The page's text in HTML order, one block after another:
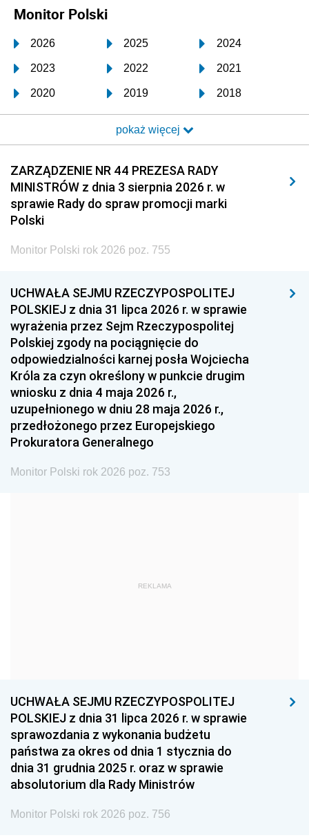
Monitor Polski
2026 2025 2024
2023 2022 2021
2020 2019 2018
2017 2016 2015
2014 2013 2012
2011 2010 2009
2008 2007 2006
2005
1996 1995 1994
1993 1992 1991
1990 1989
1987 1986 1985
1984 1983
1981 1980 1979
1978 1977
1975 1974
1959
1939 1938 1937
1936 1930
pokaż więcej
ZARZĄDZENIE NR 44 PREZESA RADY
MINISTRÓW z dnia 3 sierpnia 2026 r. w
sprawie Rady do spraw promocji marki
Polski
Monitor Polski rok 2026 poz. 755
UCHWAŁA SEJMU RZECZYPOSPOLITEJ
POLSKIEJ z dnia 31 lipca 2026 r. w sprawie
wyrażenia przez Sejm Rzeczypospolitej
Polskiej zgody na pociągnięcie do
odpowiedzialności karnej posła Wojciecha
Króla za czyn określony w punkcie drugim
wniosku z dnia 4 maja 2026 r.,
uzupełnionego w dniu 28 maja 2026 r.,
przedłożonego przez Europejskiego
Prokuratora Generalnego
Monitor Polski rok 2026 poz. 753
REKLAMA
UCHWAŁA SEJMU RZECZYPOSPOLITEJ
POLSKIEJ z dnia 31 lipca 2026 r. w sprawie
sprawozdania z wykonania budżetu
państwa za okres od dnia 1 stycznia do
dnia 31 grudnia 2025 r. oraz w sprawie
absolutorium dla Rady Ministrów
Monitor Polski rok 2026 poz. 756